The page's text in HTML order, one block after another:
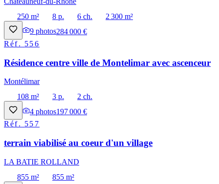
250 m²
8 p. 6 ch.
2 300 m²
9 photos284 000 €
Réf. 556
Résidence centre ville de Montelimar avec ascenceur
Montélimar
108 m²
3 p.
2 ch.
4 photos197 000 €
Réf. 557
terrain viabilisé au coeur d'un village
LA BATIE ROLLAND
855 m²
855 m²